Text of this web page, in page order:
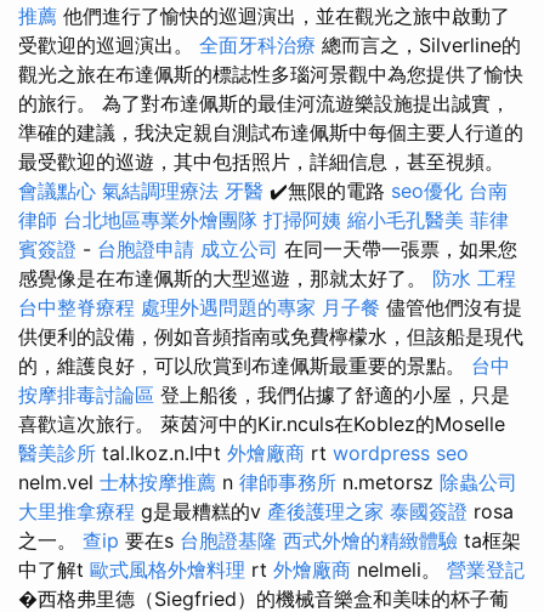
推薦 他們進行了愉快的巡迴演出，並在觀光之旅中啟動了
受歡迎的巡迴演出。 全面牙科治療 總而言之，Silverline的
觀光之旅在布達佩斯的標誌性多瑙河景觀中為您提供了愉快
的旅行。 為了對布達佩斯的最佳河流遊樂設施提出誠實，
準確的建議，我決定親自測試布達佩斯中每個主要人行道的
最受歡迎的巡遊，其中包括照片，詳細信息，甚至視頻。
會議點心 氣結調理療法 牙醫 ✔️無限的電路 seo優化 台南
律師 台北地區專業外燴團隊 打掃阿姨 縮小毛孔醫美 菲律
賓簽證 - 台胞證申請 成立公司 在同一天帶一張票，如果您
感覺像是在布達佩斯的大型巡遊，那就太好了。 防水 工程
台中整脊療程 處理外遇問題的專家 月子餐 儘管他們沒有提
供便利的設備，例如音頻指南或免費檸檬水，但該船是現代
的，維護良好，可以欣賞到布達佩斯最重要的景點。 台中
按摩排毒討論區 登上船後，我們佔據了舒適的小屋，只是
喜歡這次旅行。 萊茵河中的Kir.nculs在Koblez的Moselle
醫美診所 tal.lkoz.n.l中t 外燴廠商 rt wordpress seo
nelm.vel 士林按摩推薦 n 律師事務所 n.metorsz 除蟲公司
大里推拿療程 g是最糟糕的v 產後護理之家 泰國簽證 rosa
之一。 查ip 要在s 台胞證基隆 西式外燴的精緻體驗 ta框架
中了解t 歐式風格外燴料理 rt 外燴廠商 nelmeli。 營業登記
�西格弗里德（Siegfried）的機械音樂盒和美味的杯子葡